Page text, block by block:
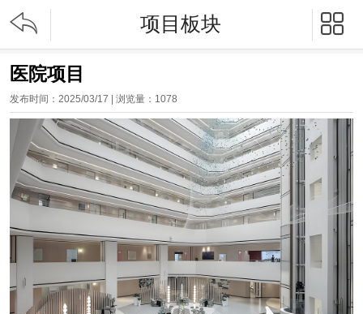
 项目板块 
医院项目
发布时间：2025/03/17 | 浏览量： 1078